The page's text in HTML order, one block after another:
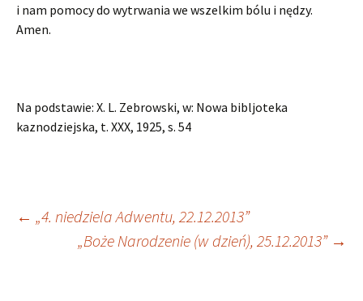
i nam pomocy do wytrwania we wszelkim bólu i nędzy.
Amen.
Na podstawie: X. L. Zebrowski, w: Nowa bibljoteka
kaznodziejska, t. XXX, 1925, s. 54
Nawigacja
← „4. niedziela Adwentu, 22.12.2013”
„Boże Narodzenie (w dzień), 25.12.2013” →